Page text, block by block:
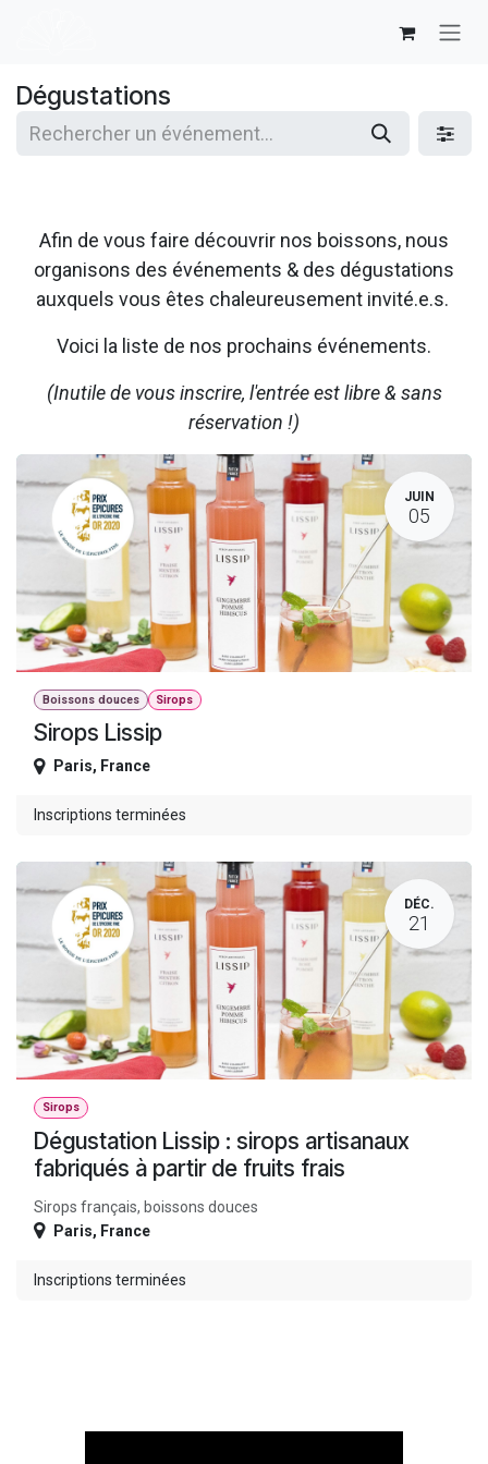
Dégustations
Afin de vous faire découvrir nos boissons, nous
organisons des événements & des dégustations
auxquels vous êtes chaleureusement invité.e.s.
Voici la liste de nos prochains événements.
(Inutile de vous inscrire, l'entrée est libre & sans
réservation !)
JUIN
05
Boissons douces Sirops
Sirops Lissip
Paris, France
Inscriptions terminées
DÉC.
21
Sirops
Dégustation Lissip : sirops artisanaux
fabriqués à partir de fruits frais
Sirops français, boissons douces
Paris, France
Inscriptions terminées